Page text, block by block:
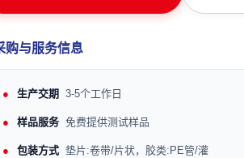
购与服务信息
生产交期 3-5个工作日
样品服务 免费提供测试样品
包装方式 垫片:卷带/片状，胶类:PE管/灌